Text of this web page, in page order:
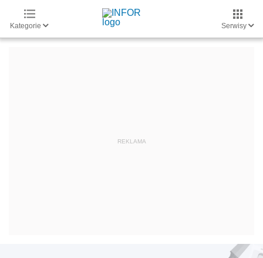
Kategorie Serwisy